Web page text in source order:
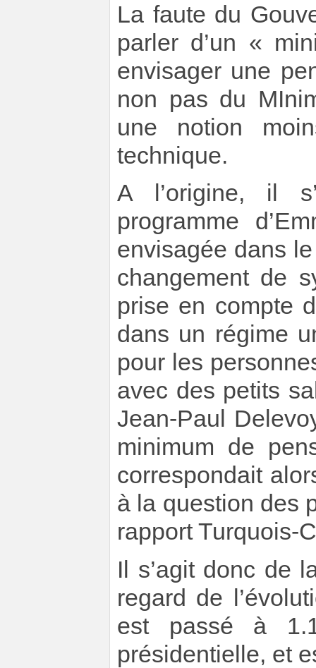
La faute du
parler d’un «
envisager une
non pas du
une notion
technique.
A l’origine, il
programme
envisagée dans
changement de
prise en compte
dans un régime
pour les
avec des petits
Jean-Paul
minimum de
correspondait
à la question des
rapport Turquois-
Il s’agit donc de
regard de
est passé à
présidentielle, et